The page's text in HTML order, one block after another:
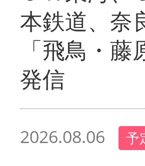
本鉄道、
「飛鳥・
発信
2026.08.06 予